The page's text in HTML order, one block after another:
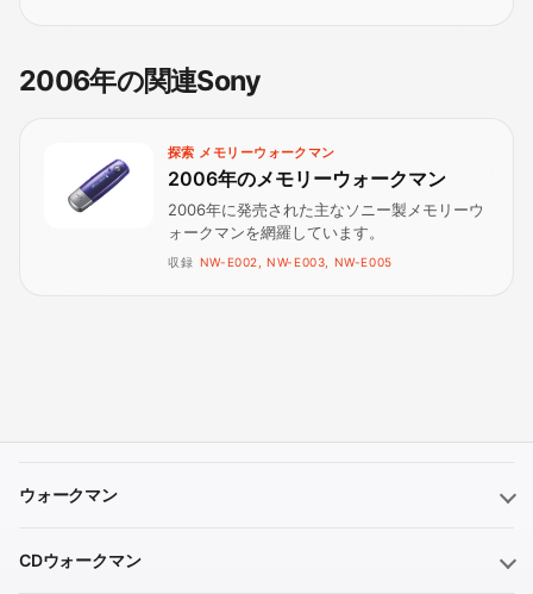
2006年の関連Sony
探索 メモリーウォークマン
2006年のメモリーウォークマン
2006年に発売された主なソニー製メモリーウ
ォークマンを網羅しています。
収録 NW-E002, NW-E003, NW-E005
ウォークマン
CDウォークマン